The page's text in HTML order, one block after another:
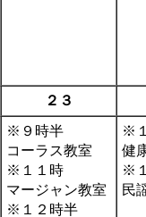
２３
※９時半
コーラス教室
※１１時
マージャン教室
※１２時半
※
健
※
民